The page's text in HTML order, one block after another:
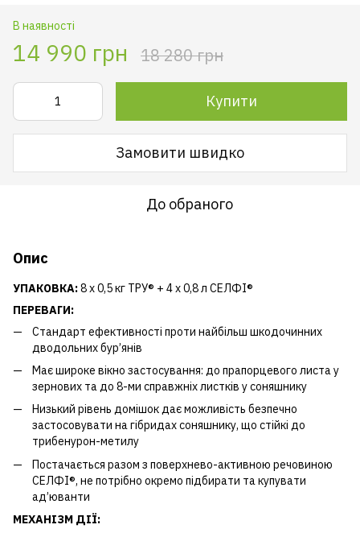
В наявності
14 990 грн 18 280 грн
Купити
Замовити швидко
До обраного
Опис
УПАКОВКА:8 x 0,5 кг ТРУ® + 4 x 0,8 л СЕЛФІ®
ПЕРЕВАГИ:
Cтандарт ефективності проти найбільш шкодочинних
дводольних бур’янів
Має широке вікно застосування: до прапорцевого листа у
зернових та до 8-ми справжніх листків у соняшнику
Низький рівень домішок дає можливість безпечно
застосовувати на гібридах соняшнику, що стійкі до
трибенурон-метилу
Постачається разом з поверхнево-активною речовиною
СЕЛФІ®, не потрібно окремо підбирати та купувати
ад’юванти
МЕХАНІЗМ ДІЇ: